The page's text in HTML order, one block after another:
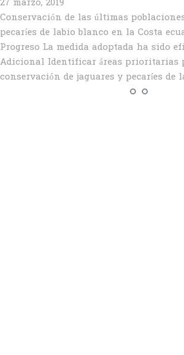
27 marzo, 2019
Conservación de las últimas
pecaríes de labio blanco en la Costa
Progreso La medida adoptada ha sido
Adicional Identificar áreas prioritarias
conservación de jaguares y pecaríes de